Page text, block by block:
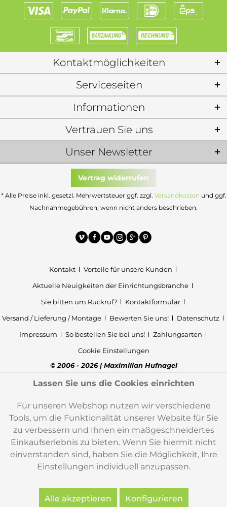
Kontaktmöglichkeiten
Serviceseiten
Informationen
Unser Newsletter
Vertrauen Sie uns
Vertrag widerrufen
* Alle Preise inkl. gesetzl. Mehrwertsteuer ggf. zzgl. Versandkosten und ggf.
Nachnahmegebühren, wenn nicht anders beschrieben.
Kontakt
Vorteile für unsere Kunden
Aktuelle Neuigkeiten der Einrichtungsbranche
Sie bitten um Rückruf?
Kontaktformular
Versand / Lieferung / Montage
Bewerten Sie uns!
Datenschutz
Impressum
So bestellen Sie bei uns!
Zahlungsarten
Cookie Einstellungen
© 2006 - 2026 | Maximilian Hufnagel
Lassen Sie uns die Cookies einrichten
Für unseren Webshop nutzen wir verschiedene
Tools, um die Funktionalität unserer Website für Sie
zu verbessern und Ihnen ein maßgeschneidertes
Einkaufserlebnis zu bieten. Wenn Sie hiermit nicht
einverstanden sind, haben Sie die Möglichkeit, Ihre
Einstellungen individuell anzupassen.
Alle akzeptieren Konfigurieren